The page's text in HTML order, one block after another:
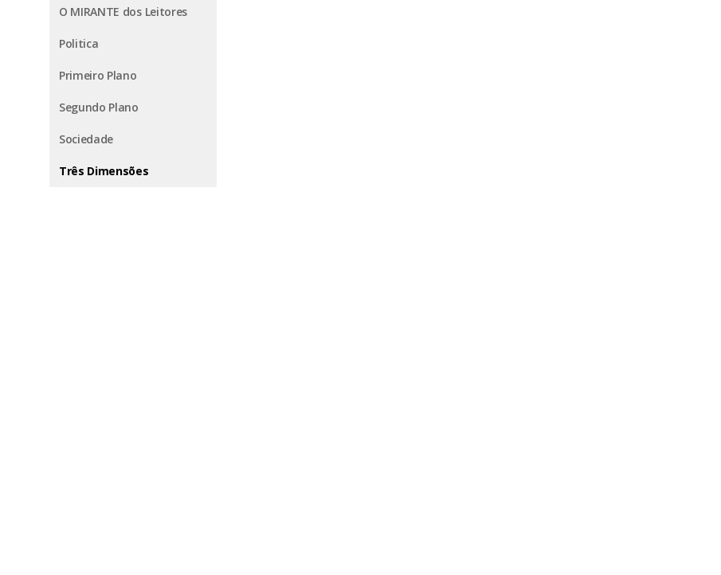
O MIRANTE dos Leitores
Politica
Primeiro Plano
Segundo Plano
Sociedade
Três Dimensões